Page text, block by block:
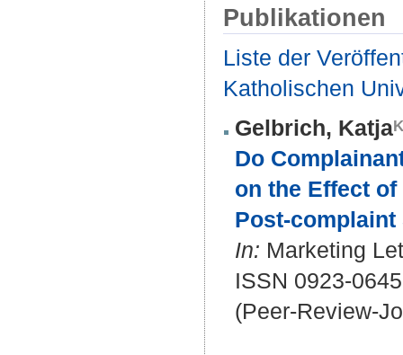
Publikationen
Liste der
Katholischen
Gelbrich, Katja
Do
on the Effect
Post-
In: Marketing
ISSN 0923-
(Peer-Review-